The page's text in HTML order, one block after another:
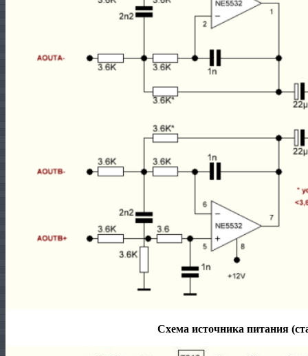
Схема источника питания